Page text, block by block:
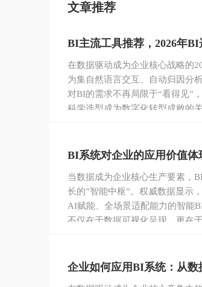
文章推荐
BI主流工具推荐，2026年
在数据驱动成为企业核心战略的
为集自然语言交互、自动归因分
对BI的需求不再局限于“看得见”
科学选型成为数字化转型成败的
BI系统对企业的应用价值
当数据成为企业核心生产要素，
长的”智能中枢”。权威数据显示
AI赋能、全场景适配能力的智能
不仅在于数据可视化呈现，更在
多企业数字化转型的首选。
企业如何应用BI系统：从